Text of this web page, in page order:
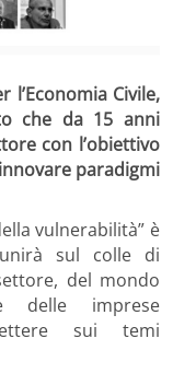
Civile,
che da 15 anni
con l’obiettivo
paradigmi
vulnerabilità” è
sul colle di
del mondo
delle imprese
sui temi